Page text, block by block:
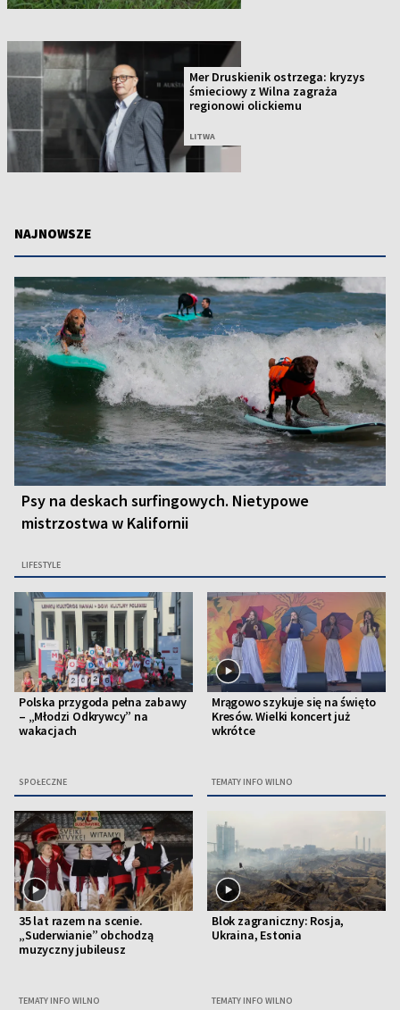
Mer Druskienik ostrzega: kryzys
śmieciowy z Wilna zagraża
regionowi olickiemu
LITWA
NAJNOWSZE
Psy na deskach surfingowych. Nietypowe
mistrzostwa w Kalifornii
LIFESTYLE
Polska przygoda pełna zabawy
– „Młodzi Odkrywcy” na
wakacjach
SPOŁECZNE
Mrągowo szykuje się na święto
Kresów. Wielki koncert już
wkrótce
TEMATY INFO WILNO
35 lat razem na scenie.
„Suderwianie” obchodzą
muzyczny jubileusz
TEMATY INFO WILNO
Blok zagraniczny: Rosja,
Ukraina, Estonia
TEMATY INFO WILNO